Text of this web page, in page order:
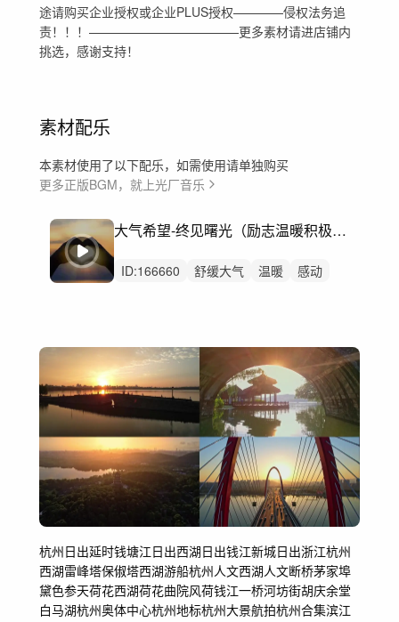
途请购买企业授权或企业PLUS授权————侵权法务追
责！！！————————————更多素材请进店铺内
挑选，感谢支持！
素材配乐
本素材使用了以下配乐，如需使用请单独购买
更多正版BGM，就上光厂音乐
大气希望-终见曙光（励志温暖积极奋进）
ID:166660 舒缓大气 温暖
感动
杭州日出延时钱塘江日出西湖日出钱江新城日出浙江杭州
西湖雷峰塔保俶塔西湖游船杭州人文西湖人文断桥茅家埠
黛色参天荷花西湖荷花曲院风荷钱江一桥河坊街胡庆余堂
白马湖杭州奥体中心杭州地标杭州大景航拍杭州合集滨江